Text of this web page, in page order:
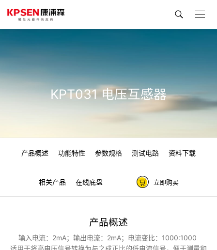
KPT031 电压互感器
产品概述 功能特性 参数规格 测试电路 资料下载
相关产品 在线底盘 立即购买
产品概述
输入电流：2mA；输出电流：2mA；电流变比：1000:1000
适用于将高电压信号转换为与之成正比的低电流信号，便于测量和